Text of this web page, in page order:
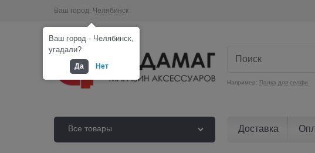
Ваш город: Челябинск
Например: Палка для селфи
Все товары Доставка
Ваш город - Челябинск,
угадали?
Да Нет